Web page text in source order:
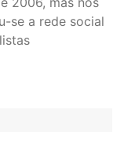
se a rede social